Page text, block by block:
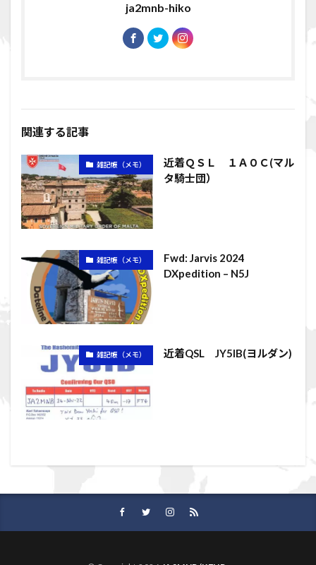
ja2mnb-hiko
関連する記事
雑記帳（メモ）
近着ＱＳＬ １Ａ０Ｃ(マル
タ騎士団）
雑記帳（メモ）
Fwd: Jarvis 2024
DXpedition – N5J
雑記帳（メモ） 近着QSL JY5IB(ヨルダン)